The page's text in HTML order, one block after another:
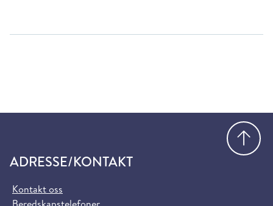
ADRESSE/KONTAKT
Kontakt oss